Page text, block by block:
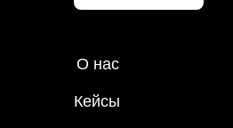
О нас
Кейсы